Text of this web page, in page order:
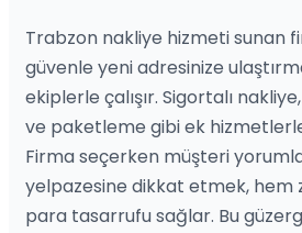
Trabzon nakliye hizmeti sunan
güvenle yeni adresinize
ekiplerle çalışır. Sigortalı
ve paketleme gibi ek
Firma seçerken müşteri
yelpazesine dikkat etmek, hem
para tasarrufu sağlar. Bu